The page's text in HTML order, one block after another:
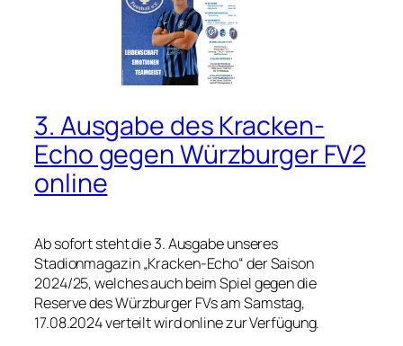
3. Ausgabe des Kracken-
Echo gegen Würzburger FV2
online
Ab sofort steht die 3. Ausgabe unseres
Stadionmagazin „Kracken-Echo“ der Saison
2024/25, welches auch beim Spiel gegen die
Reserve des Würzburger FVs am Samstag,
17.08.2024 verteilt wird online zur Verfügung.